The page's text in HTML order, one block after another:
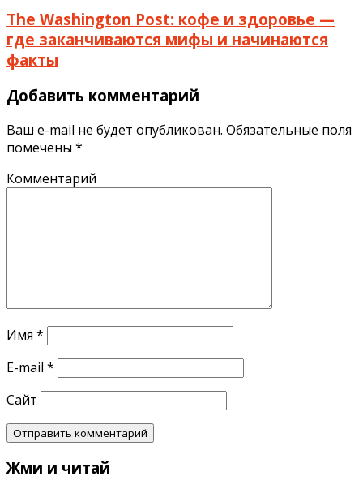
The Washington Post: кофе и здоровье —
где заканчиваются мифы и начинаются
факты
Добавить комментарий
Ваш e-mail не будет опубликован. Обязательные поля
помечены *
Комментарий
Имя *
E-mail *
Сайт
Жми и читай